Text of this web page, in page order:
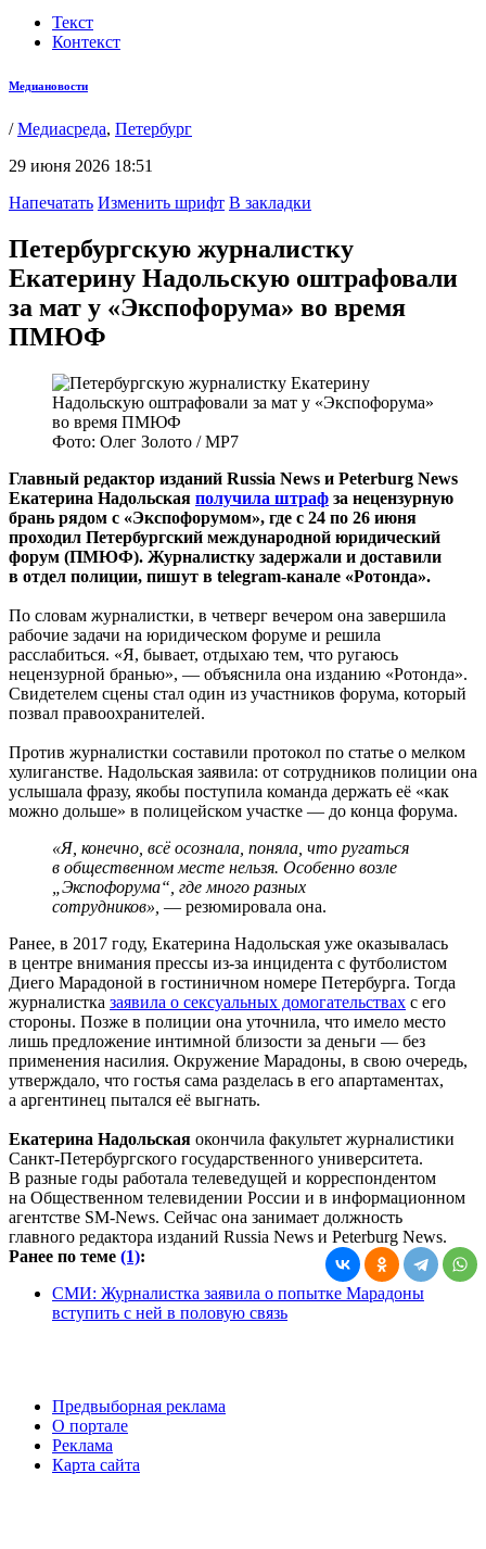
Текст
Контекст
Медиановости
/Медиасреда, Петербург
29 июня 2026 18:51
Напечатать Изменить шрифт В закладки
Петербургскую журналистку
Екатерину Надольскую оштрафовали
за мат у «Экспофорума» во время
ПМЮФ
Фото: Олег Золото / МР7
Главный редактор изданий Russia News и Peterburg News
Екатерина Надольская получила штраф за нецензурную
брань рядом с «Экспофорумом», где с 24 по 26 июня
проходил Петербургский международной юридический
форум (ПМЮФ). Журналистку задержали и доставили
в отдел полиции, пишут в telegram-канале «Ротонда».
По словам журналистки, в четверг вечером она завершила
рабочие задачи на юридическом форуме и решила
расслабиться. «Я, бывает, отдыхаю тем, что ругаюсь
нецензурной бранью», — объяснила она изданию «Ротонда».
Свидетелем сцены стал один из участников форума, который
позвал правоохранителей.
Против журналистки составили протокол по статье о мелком
хулиганстве. Надольская заявила: от сотрудников полиции она
услышала фразу, якобы поступила команда держать её «как
можно дольше» в полицейском участке — до конца форума.
«Я, конечно, всё осознала, поняла, что ругаться
в общественном месте нельзя. Особенно возле
„Экспофорума“, где много разных
сотрудников», — резюмировала она.
Ранее, в 2017 году, Екатерина Надольская уже оказывалась
в центре внимания прессы из-за инцидента с футболистом
Диего Марадоной в гостиничном номере Петербурга. Тогда
журналистка заявила о сексуальных домогательствах с его
стороны. Позже в полиции она уточнила, что имело место
лишь предложение интимной близости за деньги — без
применения насилия. Окружение Марадоны, в свою очередь,
утверждало, что гостья сама разделась в его апартаментах,
а аргентинец пытался её выгнать.
Екатерина Надольская окончила факультет журналистики
Санкт-Петербургского государственного университета.
В разные годы работала телеведущей и корреспондентом
на Общественном телевидении России и в информационном
агентстве SM-News. Сейчас она занимает должность
главного редактора изданий Russia News и Peterburg News.
Ранее по теме (1):
СМИ: Журналистка заявила о попытке Марадоны
вступить с ней в половую связь
Предвыборная реклама
О портале
Реклама
Карта сайта